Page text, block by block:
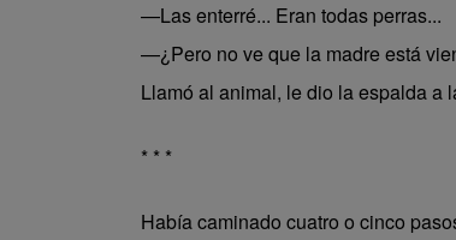
—Las enterré... Eran todas perras...
—¿Pero no ve que la madre está
Llamó al animal, le dio la espalda a
* * *
Había caminado cuatro o cinco